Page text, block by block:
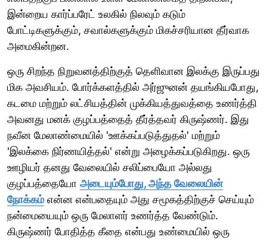
இன்றைய கார்ப்பரேட் உலகில் நிலவும் கடும்
போட்டிகளுக்கும், சவால்களுக்கும் மிகச்சரியான தீர்வாக
அமைகின்றன.
ஒரு சிறந்த நிறுவனத்திற்குத் தெளிவான இலக்கு இருப்பது
மிக அவசியம். போர்க்களத்தில் அர்ஜுனன் தயங்கியபோது,
கடமை மற்றும் லட்சியத்தின் முக்கியத்துவத்தை உணர்த்தி
அவனது மனக் குழப்பத்தைத் தீர்த்தவர் கிருஷ்ணர். இது
நவீன மேலாண்மையில் 'ஊக்கப்படுத்துதல்' மற்றும்
'இலக்கை நிர்ணயித்தல்' என்று அழைக்கப்படுகிறது. ஒரு
ஊழியர் தனது வேலையில் சலிப்பையோ அல்லது
குழப்பத்தையோ அடையும்போது, அந்த வேலையின்
நோக்கம்என்ன என்பதையும் அது சமூகத்திற்குச் செய்யும்
நன்மையையும் ஒரு மேலாளர் உணர்த்த வேண்டும்.
கிருஷ்ணர் போதித்த கீதை என்பது உண்மையில் ஒரு